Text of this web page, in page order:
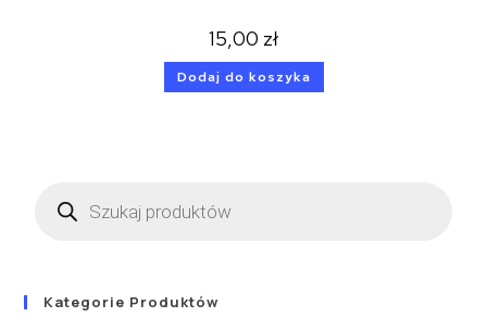
15,00 zł
Dodaj do koszyka
Kategorie Produktów